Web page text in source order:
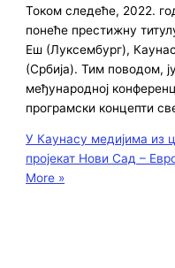
Током следеће, 2022.
понеће престижну
Еш (Луксембург),
(Србија). Тим поводом,
међународној
програмски концепти
У Каунасу медијима из
пројекат Нови Сад –
More »